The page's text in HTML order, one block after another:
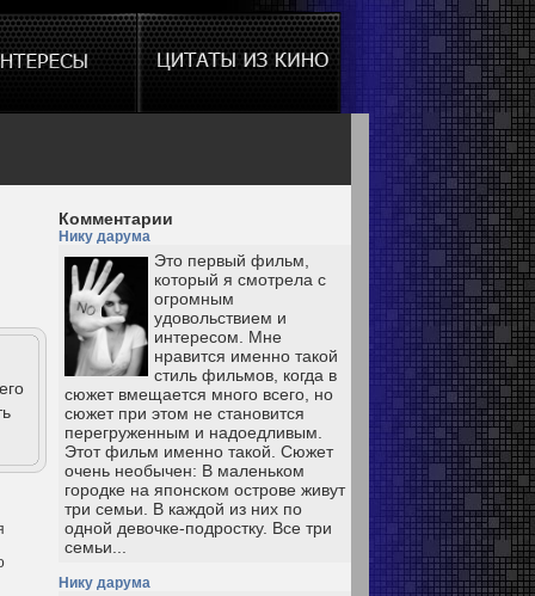
Комментарии
Нику дарума
Это первый фильм,
который я смотрела с
огромным
удовольствием и
интересом. Мне
нравится именно такой
стиль фильмов, когда в
сюжет вмещается много всего, но
сюжет при этом не становится
перегруженным и надоедливым.
Этот фильм именно такой. Сюжет
очень необычен: В маленьком
городке на японском острове живут
три семьи. В каждой из них по
одной девочке-подростку. Все три
семьи...
Нику дарума